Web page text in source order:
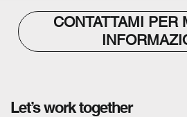
CONTATTAMI PER
Let’s work together